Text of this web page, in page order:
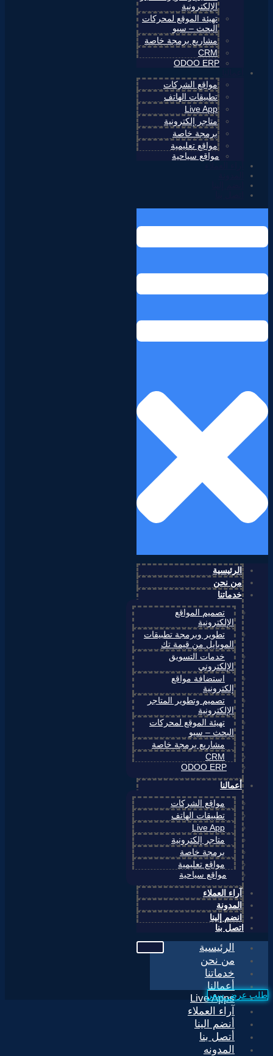
الإلكترونية
تهيئة الموقع لمحركات
البحث – سيو
مشاريع برمجة خاصة
CRM
ODOO ERP
مواقع الشركات
تطبيقات الهاتف
Live App
متاجر إلكترونية
برمجة خاصة
مواقع تعليمية
مواقع سياحية
الرئيسية
من نحن
خدماتنا
تصميم المواقع
الإلكترونية
تطوير وبرمجة تطبيقات
الموبايل من قيمة تك
خدمات التسويق
الإلكتروني
استضافة مواقع
إلكترونية
تصميم وتطوير المتاجر
الإلكترونية
تهيئة الموقع لمحركات
البحث – سيو
مشاريع برمجة خاصة
CRM
ODOO ERP
أعمالنا
مواقع الشركات
تطبيقات الهاتف
Live App
متاجر إلكترونية
برمجة خاصة
مواقع تعليمية
مواقع سياحية
آراء العملاء
المدونة
انضم إلينا
اتصل بنا
الرئيسية
من نحن
خدماتنا
أعمالنا
Live Apps
آراء العملاء
أنضم الينا
أتصل بنا
المدونه
طلب عرض سعر